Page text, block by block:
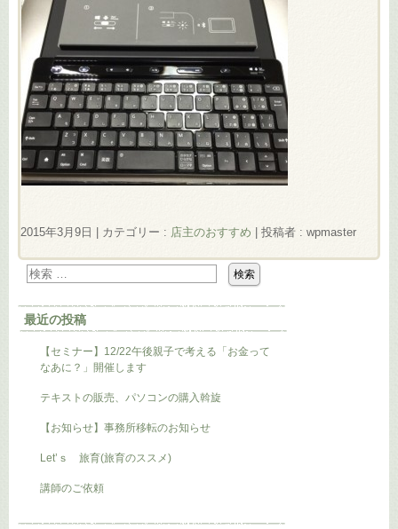
2015年3月9日 | カテゴリー : 店主のおすすめ | 投稿者 : wpmaster
最近の投稿
【セミナー】12/22午後親子で考える「お金って
なあに？」開催します
テキストの販売、パソコンの購入斡旋
【お知らせ】事務所移転のお知らせ
Let’ｓ 旅育(旅育のススメ)
講師のご依頼